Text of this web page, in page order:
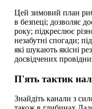
Цей зимовий план
в безпеці; дозволяє
року; підкреслює
незабутні спогади;
які шукають якісні
досвідчених
П'ять тактик
Знайдіть канали з